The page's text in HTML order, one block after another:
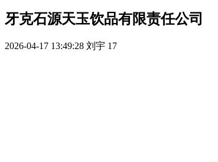
牙克石源天玉饮品有限责任公司
2026-04-17 13:49:28 刘宇 17